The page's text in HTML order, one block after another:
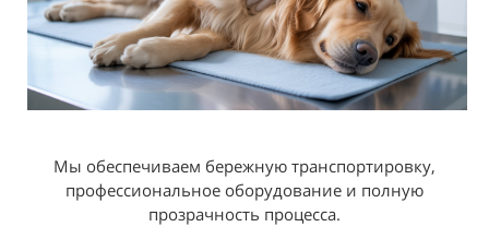
Мы обеспечиваем бережную транспортировку,
профессиональное оборудование и полную
прозрачность процесса.